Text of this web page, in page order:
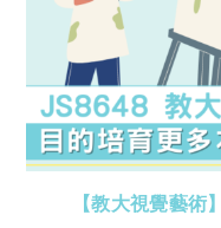
【教大視覺藝